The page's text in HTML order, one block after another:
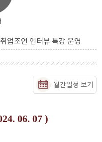
업조언 인터뷰 특강 운영
월간일정 보기
06. 07 )